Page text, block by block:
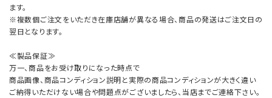
ます。
※複数個ご注文をいただき在庫店舗が異なる場合、商品の発送はご注文日の
翌日となります。
≪製品保証≫
万一、商品をお受け取りになった時点で
商品画像、商品コンディション説明と実際の商品コンディションが大きく違い
ご納得いただけない場合や問題点がございましたら、当店までご連絡下さい。